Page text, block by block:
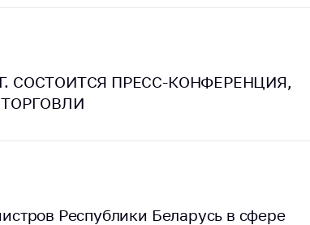
СОСТОИТСЯ ПРЕСС-КОНФЕРЕНЦИЯ,
Республики Беларусь в сфере